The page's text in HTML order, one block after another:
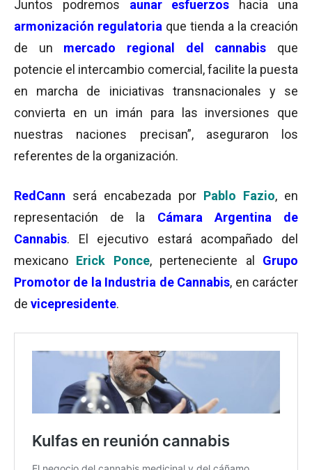
Juntos podremos aunar esfuerzos
hacia una
armonización regulatoria que tienda a la creación
de un mercado regional del cannabis que
potencie el intercambio comercial, facilite la puesta
en marcha de iniciativas transnacionales y se
convierta en un imán para las inversiones que
nuestras naciones precisan”, aseguraron los
referentes de la organización.
RedCann será encabezada por Pablo Fazio, en
representación de la Cámara Argentina de
Cannabis. El ejecutivo estará acompañado del
mexicano Erick Ponce, perteneciente al Grupo
Promotor de la Industria de Cannabis, en carácter
de vicepresidente.